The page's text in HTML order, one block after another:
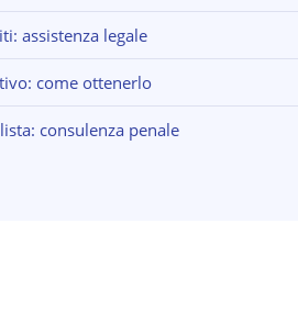
assistenza legale
come ottenerlo
consulenza penale